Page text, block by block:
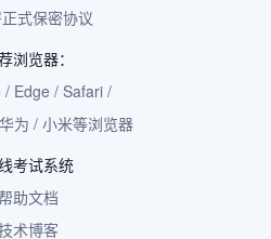
式保密协议
浏览器：
/ Edge / Safari /
为 / 小米等浏览器
考试系统
助文档
术博客